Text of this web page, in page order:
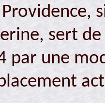
sert
par une